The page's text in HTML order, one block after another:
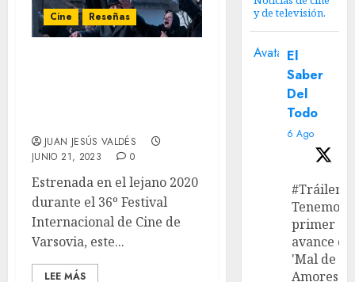
Cine Reseñas
JUAN JESÚS VALDÉS
JUNIO 21, 2023
0
Estrenada en el lejano 2020
durante el 36º Festival
Internacional de Cine de
Varsovia, este...
LEE MÁS
y de televisión.
Avatar El
Saber
Del
Todo
6 Ago
#Tráiler
Tenemos
primer
avance de
'Mal de
Amores'.